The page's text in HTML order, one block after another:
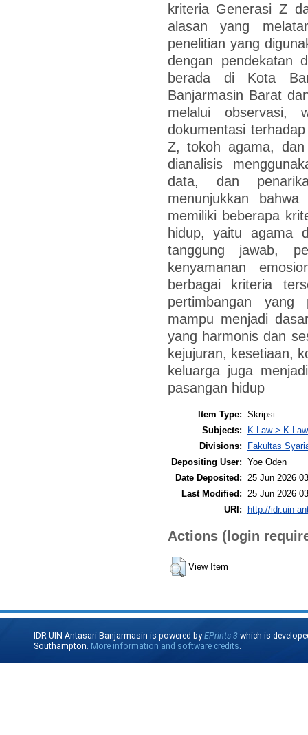
kriteria Generasi Z
alasan yang
penelitian yang
dengan pendekatan
berada di Kota
Banjarmasin Barat
melalui observasi,
dokumentasi
Z, tokoh agama,
dianalisis
data, dan
menunjukkan
memiliki beberapa
hidup, yaitu agama
tanggung jawab,
kenyamanan
berbagai kriteria
pertimbangan yang
mampu menjadi
yang harmonis dan
kejujuran, kesetiaan,
keluarga juga
pasangan hidup
Item Type: Skripsi
Subjects:
K Law > K
Divisions:
Fakultas
Depositing User: Yoe Oden
Date Deposited:
25 Jun 2026
Last Modified:
25 Jun 2026
URI: http://idr.uin-
Actions (login
View Item
IDR UIN Antasari Banjarmasin is powered byEPrints 3 which is
Southampton. More information and software credits.